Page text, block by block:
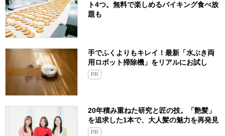
ト4つ。無料で楽しめるバイキング食べ放
題も
手でふくよりもキレイ！最新「水ぶき両
用ロボット掃除機」をリアルにお試し
PR
20年積み重ねた研究と匠の技。「艶髪」
を追求した1本で、大人髪の魅力を再発見
PR